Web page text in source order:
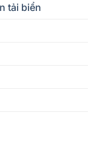
tải biển